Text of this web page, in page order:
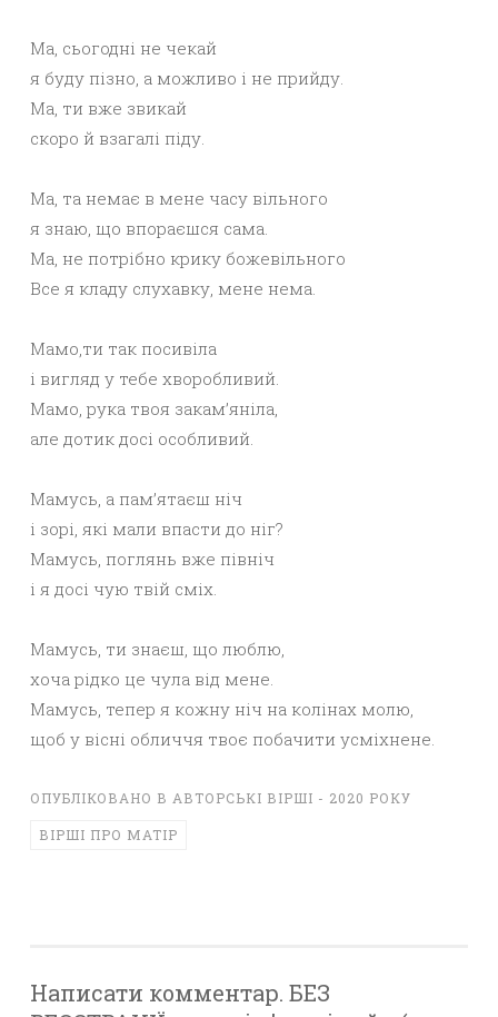
Ма, сьогодні не чекай
я буду пізно, а можливо і не прийду.
Ма, ти вже звикай
скоро й взагалі піду.
Ма, та немає в мене часу вільного
я знаю, що впораєшся сама.
Ма, не потрібно крику божевільного
Все я кладу слухавку, мене нема.
Мамо,ти так посивіла
і вигляд у тебе хворобливий.
Мамо, рука твоя закам’яніла,
але дотик досі особливий.
Мамусь, а пам’ятаєш ніч
і зорі, які мали впасти до ніг?
Мамусь, поглянь вже північ
і я досі чую твій сміх.
Мамусь, ти знаєш, що люблю,
хоча рідко це чула від мене.
Мамусь, тепер я кожну ніч на колінах молю,
щоб у вісні обличчя твоє побачити усміхнене.
ОПУБЛІКОВАНО В АВТОРСЬКІ ВІРШІ - 2020 РОКУ
ВІРШІ ПРО МАТІР
Написати комментар. БЕЗ